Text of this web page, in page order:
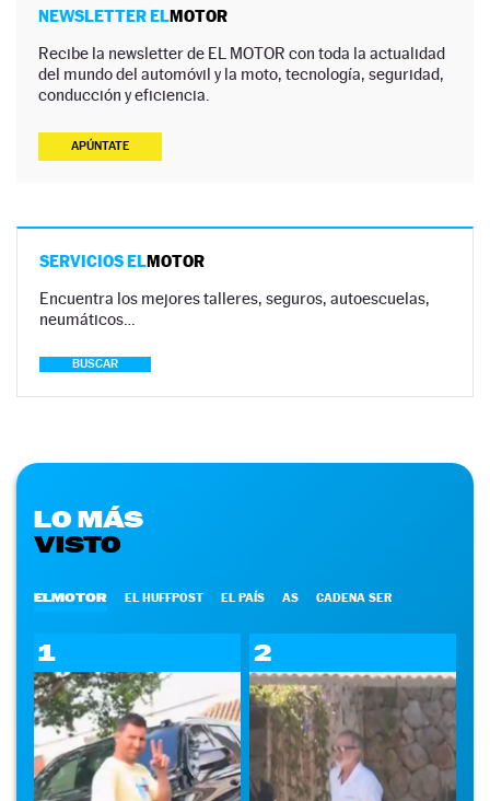
NEWSLETTER ELMOTOR
Recibe la newsletter de EL MOTOR con toda la actualidad
del mundo del automóvil y la moto, tecnología, seguridad,
conducción y eficiencia.
APÚNTATE
SERVICIOS ELMOTOR
Encuentra los mejores talleres, seguros, autoescuelas,
neumáticos…
BUSCAR
LO MÁS
VISTO
ELMOTOR EL HUFFPOST EL PAÍS AS CADENA SER
1 2